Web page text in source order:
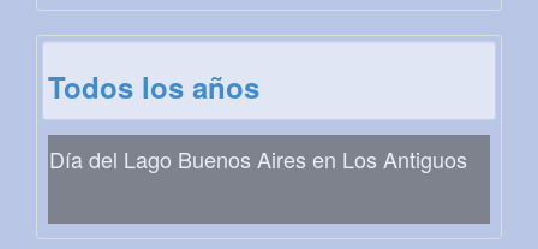
Todos los años
Día del Lago Buenos Aires en Los Antiguos